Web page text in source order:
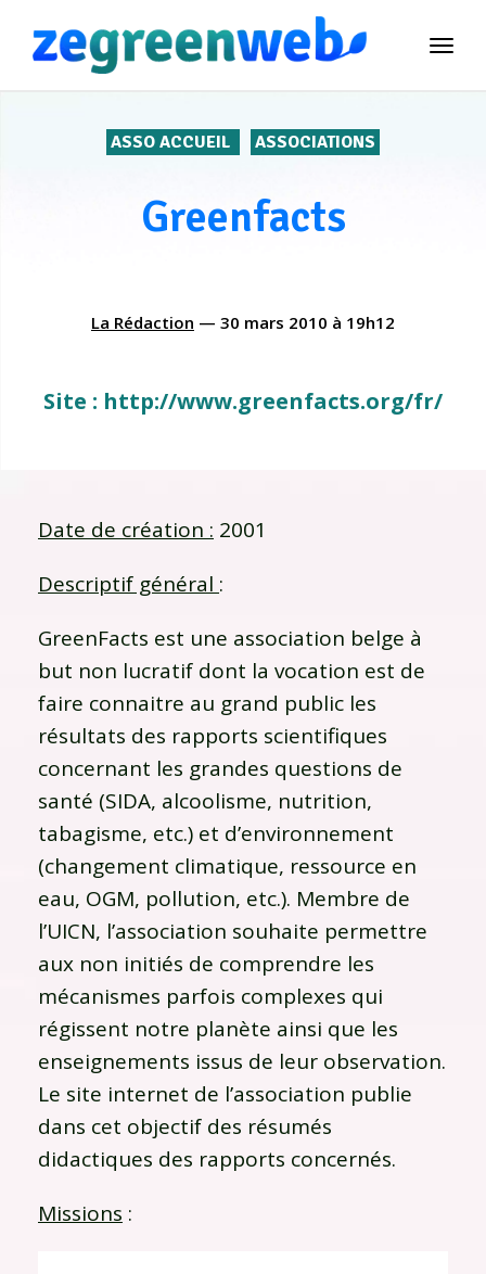
ASSO ACCUEIL ASSOCIATIONS
Greenfacts
La Rédaction — 30 mars 2010 à 19h12
Site : http://www.greenfacts.org/fr/
Date de création : 2001
Descriptif général :
GreenFacts est une association belge à
but non lucratif dont la vocation est de
faire connaitre au grand public les
résultats des rapports scientifiques
concernant les grandes questions de
santé (SIDA, alcoolisme, nutrition,
tabagisme, etc.) et d’environnement
(changement climatique, ressource en
eau, OGM, pollution, etc.). Membre de
l’UICN, l’association souhaite permettre
aux non initiés de comprendre les
mécanismes parfois complexes qui
régissent notre planète ainsi que les
enseignements issus de leur observation.
Le site internet de l’association publie
dans cet objectif des résumés
didactiques des rapports concernés.
Missions :